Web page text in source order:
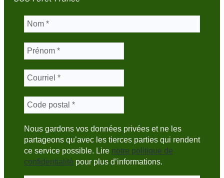
Nous gardons vos données privées et ne les
partageons qu’avec les tierces parties qui rendent
ce service possible. Lire notre politique de
confidentialité pour plus d’informations.